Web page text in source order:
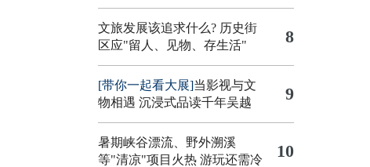
文旅发展该追求什么? 历史街
区应"留人、见物、存生活"
8
[带你一起看大展]当影视与文
物相遇 沉浸式品读千年吴越
9
暑期峡谷漂流、野外溯溪
等"清凉"项目火热 游玩还需冷
10